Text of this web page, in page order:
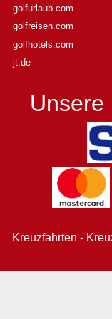
golfurlaub.com
golfreisen.com
golfhotels.com
jt.de
Unsere
Kreuzfahrten -